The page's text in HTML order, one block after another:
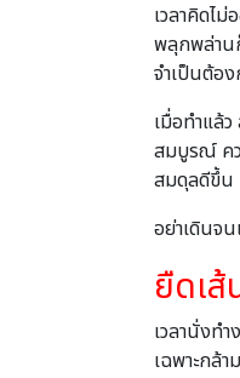
เวลาคิดไ
พลุกพล่าน
จำเป็นต้อ
เมื่อทำแล้
สมบูรณ์ คว
สมดุลดีขึ้น
อย่าเดินจ
ยืดเ
เวลานั่งท
เฉพาะกล้